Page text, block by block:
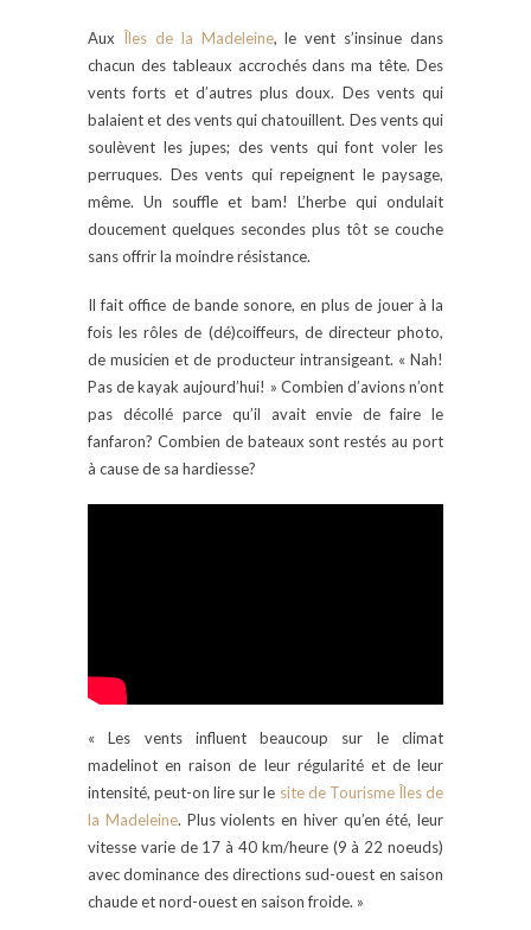
Aux Îles de la Madeleine, le vent s’insinue dans
chacun des tableaux accrochés dans ma tête. Des
vents forts et d’autres plus doux. Des vents qui
balaient et des vents qui chatouillent. Des vents qui
soulèvent les jupes; des vents qui font voler les
perruques. Des vents qui repeignent le paysage,
même. Un souffle et bam! L’herbe qui ondulait
doucement quelques secondes plus tôt se couche
sans offrir la moindre résistance.
Il fait office de bande sonore, en plus de jouer à la
fois les rôles de (dé)coiffeurs, de directeur photo,
de musicien et de producteur intransigeant. « Nah!
Pas de kayak aujourd’hui! » Combien d’avions n’ont
pas décollé parce qu’il avait envie de faire le
fanfaron? Combien de bateaux sont restés au port
à cause de sa hardiesse?
« Les vents influent beaucoup sur le climat
madelinot en raison de leur régularité et de leur
intensité, peut-on lire sur le site de Tourisme Îles de
la Madeleine. Plus violents en hiver qu’en été, leur
vitesse varie de 17 à 40 km/heure (9 à 22 noeuds)
avec dominance des directions sud-ouest en saison
chaude et nord-ouest en saison froide. »